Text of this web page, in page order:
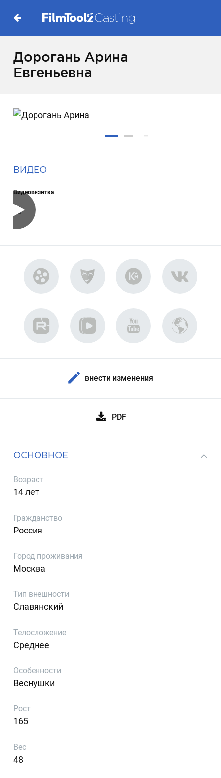
Дорогань Арина
Евгеньевна
ВИДЕО
Видеовизитка
внести изменения
PDF
ОСНОВНОЕ
Возраст
14 лет
Гражданство
Россия
Город проживания
Москва
Тип внешности
Славянский
Телосложение
Среднее
Особенности
Веснушки
Рост
165
Вес
48